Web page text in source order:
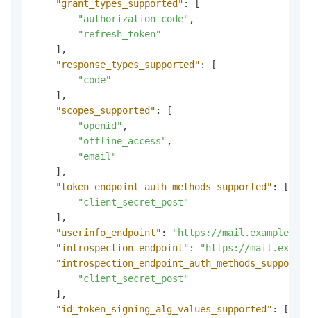
"grant_types_supported" :
[
"authorization_code" ,
"refresh_token"
] ,
"response_types_supported" :
[
"code"
] ,
"scopes_supported" :
[
"openid" ,
"offline_access" ,
"email"
] ,
"token_endpoint_auth_methods_supported" :
[
"client_secret_post"
] ,
"userinfo_endpoint" :
"https://
"introspection_endpoint" :
"https://
"client_secret_post"
] ,
"id_token_signing_alg_values_supported" :
[